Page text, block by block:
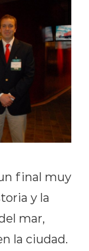
final muy
y la
mar,
la ciudad.